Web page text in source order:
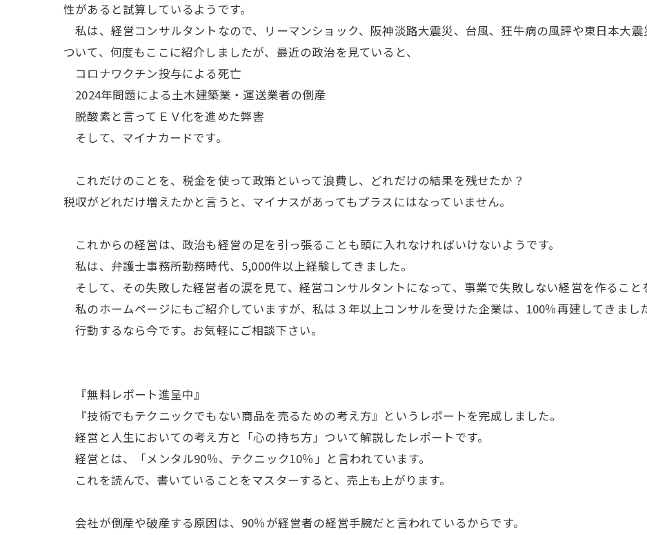
性があると試算しているようです。
私は、経営コンサルタントなので、リーマンショック、阪神淡路大震災、台風、狂牛病の風評や東日本大
ついて、何度もここに紹介しましたが、最近の政治を見ていると、
コロナワクチン投与による死亡
2024年問題による土木建築業・運送業者の倒産
脱酸素と言ってＥＶ化を進めた弊害
そして、マイナカードです。
これだけのことを、税金を使って政策といって浪費し、どれだけの結果を残せたか？
税収がどれだけ増えたかと言うと、マイナスがあってもプラスにはなっていません。
これからの経営は、政治も経営の足を引っ張ることも頭に入れなければいけないようです。
私は、弁護士事務所勤務時代、5,000件以上経験してきました。
そして、その失敗した経営者の涙を見て、経営コンサルタントになって、事業で失敗しない経営を作ること
私のホームページにもご紹介していますが、私は３年以上コンサルを受けた企業は、100％再建してきまし
行動するなら今です。お気軽にご相談下さい。
『無料レポート進呈中』
『技術でもテクニックでもない商品を売るための考え方』というレポートを完成しました。
経営と人生においての考え方と「心の持ち方」ついて解説したレポートです。
経営とは、「メンタル90％、テクニック10％」と言われています。
これを読んで、書いていることをマスターすると、売上も上がります。
会社が倒産や破産する原因は、90％が経営者の経営手腕だと言われているからです。